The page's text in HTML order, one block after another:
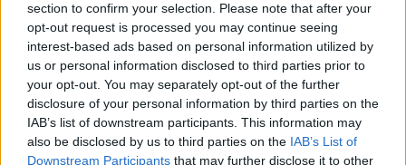
section to confirm your selection. Please note that after your
opt-out request is processed you may continue seeing
interest-based ads based on personal information utilized by
us or personal information disclosed to third parties prior to
your opt-out. You may separately opt-out of the further
disclosure of your personal information by third parties on the
IAB’s list of downstream participants. This information may
also be disclosed by us to third parties on the IAB’s List of
Downstream Participants that may further disclose it to other
Εφημερεύοντα φαρμακεία σε Αθήνα
και Θεσσαλονίκη (7/8)